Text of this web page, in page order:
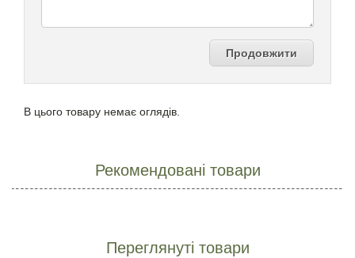
Продовжити
В цього товару немає оглядів.
Рекомендовані товари
Переглянуті товари